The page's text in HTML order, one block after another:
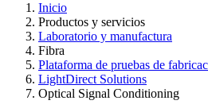
Inicio
Productos y servicios
Laboratorio y manufactura
Fibra
Plataforma de pruebas de
LightDirect Solutions
Optical Signal Conditioning